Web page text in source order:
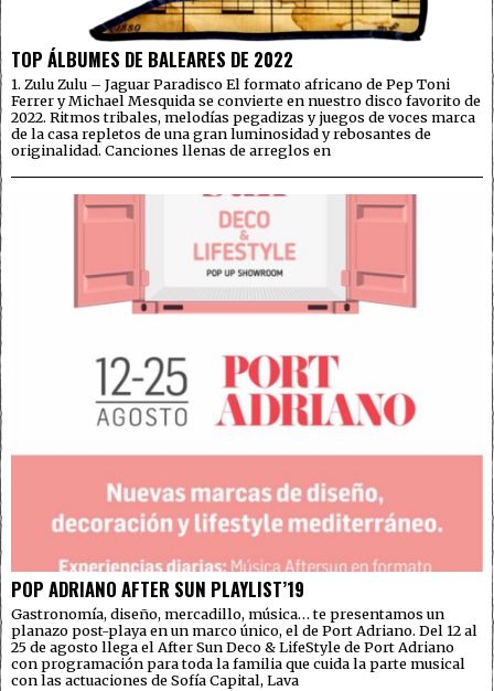
TOP ÁLBUMES DE BALEARES DE 2022
1. Zulu Zulu – Jaguar Paradisco El formato africano de Pep Toni
Ferrer y Michael Mesquida se convierte en nuestro disco favorito de
2022. Ritmos tribales, melodías pegadizas y juegos de voces marca
de la casa repletos de una gran luminosidad y rebosantes de
originalidad. Canciones llenas de arreglos en
POP ADRIANO AFTER SUN PLAYLIST’19
Gastronomía, diseño, mercadillo, música… te presentamos un
planazo post-playa en un marco único, el de Port Adriano. Del 12 al
25 de agosto llega el After Sun Deco & LifeStyle de Port Adriano
con programación para toda la familia que cuida la parte musical
con las actuaciones de Sofía Capital, Lava